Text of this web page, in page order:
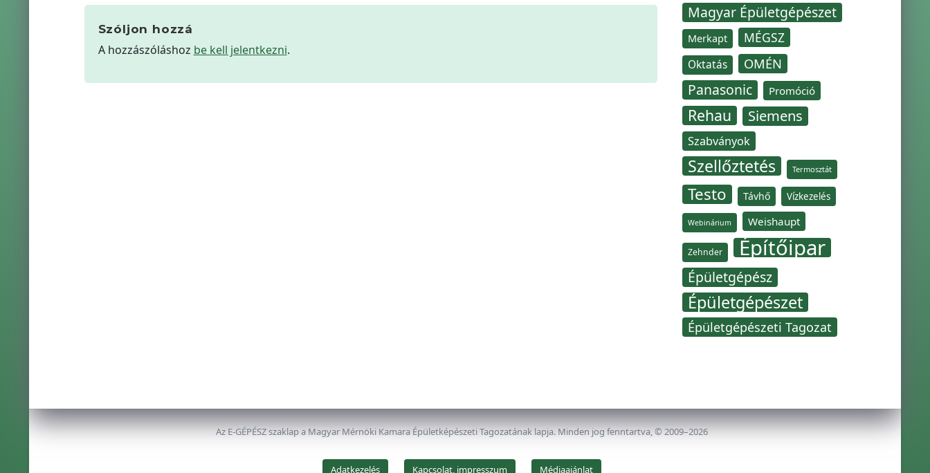
Szóljon hozzá
A hozzászóláshoz be kell jelentkezni.
Magyar Épületgépészet
Merkapt MÉGSZ
Oktatás OMÉN
Panasonic Promóció
Rehau Siemens
Szabványok
Szellőztetés Termosztát
Testo Távhő Vízkezelés
Webinárium Weishaupt
Zehnder Építőipar
Épületgépész
Épületgépészet
Épületgépészeti Tagozat
Az E-GÉPÉSZ szaklap a Magyar Mérnöki Kamara Épületképészeti Tagozatának lapja. Minden jog fenntartva, © 2009–2026
Adatkezelés Kapcsolat, impresszum Médiaajánlat